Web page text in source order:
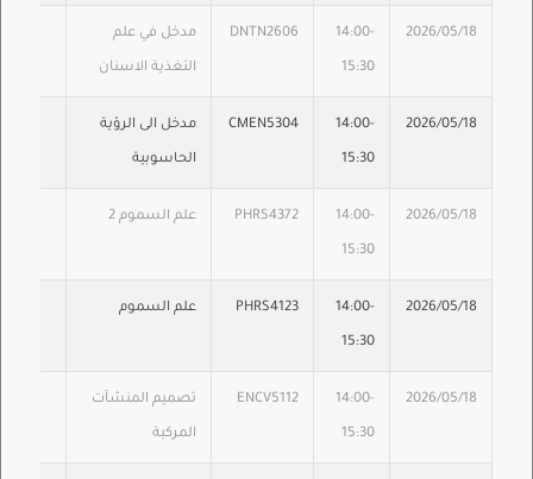
2026/05/18
14:00-
15:30
DNTN2606 مدخل في علم
التغذية الاسنان
2026/05/18
14:00-
15:30
CMEN5304 مدخل الى الرؤية
الحاسوبية
2026/05/18
14:00-
15:30
PHRS4372 علم السموم 2
2026/05/18
14:00-
15:30
PHRS4123 علم السموم
2026/05/18
14:00-
15:30
ENCV5112 تصميم المنشآت
المركبة